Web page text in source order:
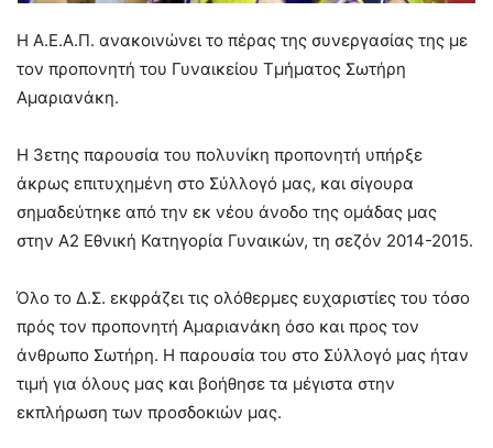
Η Α.Ε.Α.Π. ανακοινώνει το πέρας της συνεργασίας της με
τον προπονητή του Γυναικείου Τμήματος Σωτήρη
Αμαριανάκη.
Η 3ετης παρουσία του πολυνίκη προπονητή υπήρξε
άκρως επιτυχημένη στο Σύλλογό μας, και σίγουρα
σημαδεύτηκε από την εκ νέου άνοδο της ομάδας μας
στην Α2 Εθνική Κατηγορία Γυναικών, τη σεζόν 2014-2015.
Όλο το Δ.Σ. εκφράζει τις ολόθερμες ευχαριστίες του τόσο
πρός τον προπονητή Αμαριανάκη όσο και προς τον
άνθρωπο Σωτήρη. Η παρουσία του στο Σύλλογό μας ήταν
τιμή για όλους μας και βοήθησε τα μέγιστα στην
εκπλήρωση των προσδοκιών μας.